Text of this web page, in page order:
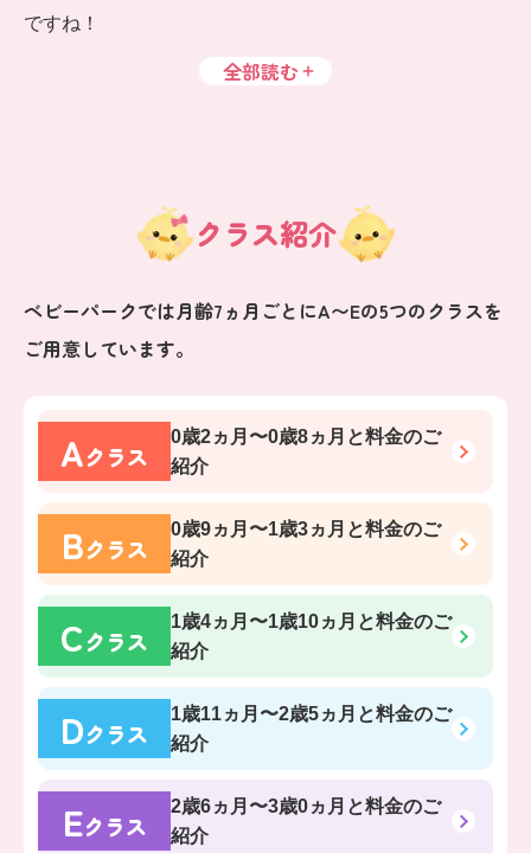
ですね！
全部読む
クラス紹介
ベビーパークでは月齢7ヵ月ごとにA〜Eの5つのクラスを
ご用意しています。
Aクラス
0歳2ヵ月〜0歳8ヵ月 と料金のご
紹介
Bクラス
0歳9ヵ月〜1歳3ヵ月 と料金のご
紹介
Cクラス
1歳4ヵ月〜1歳10ヵ月 と料金のご
紹介
Dクラス
1歳11ヵ月〜2歳5ヵ月 と料金のご
紹介
Eクラス
2歳6ヵ月〜3歳0ヵ月 と料金のご
紹介